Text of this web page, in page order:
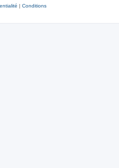
| Conditions